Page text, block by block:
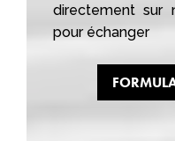
directement sur
pour échanger